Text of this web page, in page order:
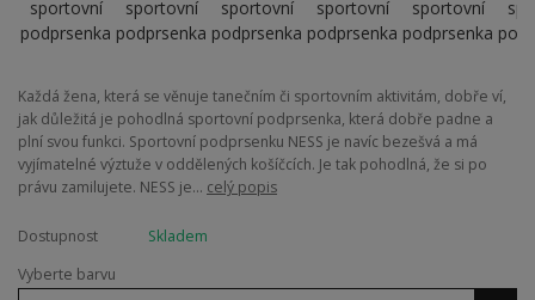
Každá žena, která se věnuje tanečním či sportovním aktivitám, dobře ví,
jak důležitá je pohodlná sportovní podprsenka, která dobře padne a
plní svou funkci. Sportovní podprsenku NESS je navíc bezešvá a má
vyjímatelné výztuže v oddělených košíčcích. Je tak pohodlná, že si po
právu zamilujete. NESS je... celý popis
Dostupnost
Skladem
Vyberte barvu